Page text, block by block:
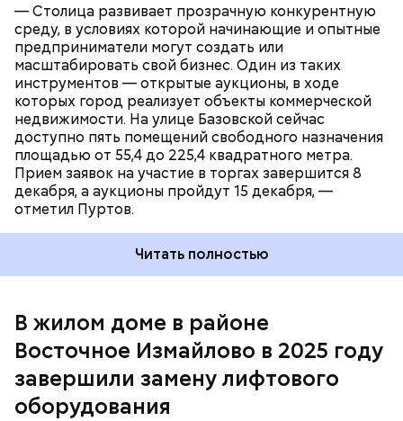
— Столица развивает прозрачную конкурентную
среду, в условиях которой начинающие и опытные
предприниматели могут создать или
масштабировать свой бизнес. Один из таких
инструментов — открытые аукционы, в ходе
которых город реализует объекты коммерческой
недвижимости. На улице Базовской сейчас
доступно пять помещений свободного назначения
площадью от 55,4 до 225,4 квадратного метра.
Прием заявок на участие в торгах завершится 8
декабря, а аукционы пройдут 15 декабря, —
отметил Пуртов.
Читать полностью
В жилом доме в районе
Восточное Измайлово в 2025 году
завершили замену лифтового
оборудования